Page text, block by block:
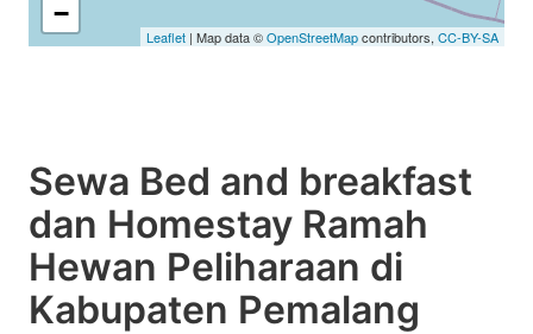
−
Leaflet | Map data ©OpenStreetMapcontributors, CC-BY-SA
Sewa Bed and breakfast
dan Homestay Ramah
Hewan Peliharaan di
Kabupaten Pemalang